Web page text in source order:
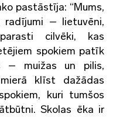
pastāstīja: “Mums,
radījumi – lietuvēni,
cilvēki, kas
spokiem patīk
– muižas un pilis,
klīst dažādas
kuri tumšos
Skolas ēka ir